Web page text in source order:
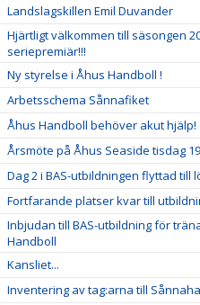
Landslagskillen Emil Duvander
Hjärtligt välkommen till säsongen
seriepremiär!!!
Ny styrelse i Åhus Handboll !
Arbetsschema Sånnafiket
Åhus Handboll behöver akut hjälp!
Årsmöte på Åhus Seaside tisdag
Dag 2 i BAS-utbildningen flyttad till
Fortfarande platser kvar till
Inbjudan till BAS-utbildning för
Handboll
Kansliet...
Inventering av tag:arna till